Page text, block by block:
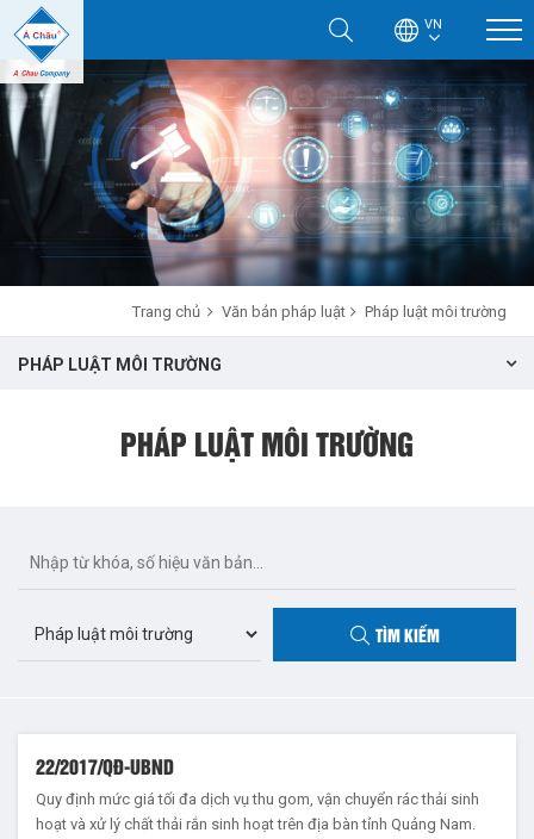
VN
Trang chủ Văn bản pháp luật Pháp luật môi trường
PHÁP LUẬT MÔI TRƯỜNG
PHÁP LUẬT MÔI TRƯỜNG
TÌM KIẾM
22/2017/QĐ-UBND
Quy định mức giá tối đa dịch vụ thu gom, vận chuyển rác thải sinh
hoạt và xử lý chất thải rắn sinh hoạt trên địa bàn tỉnh Quảng Nam.